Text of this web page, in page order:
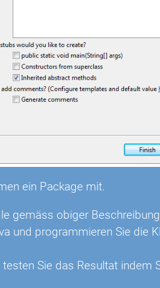
ein Package mit.
gemäss obiger
und programmieren Sie die
Sie das Resultat indem